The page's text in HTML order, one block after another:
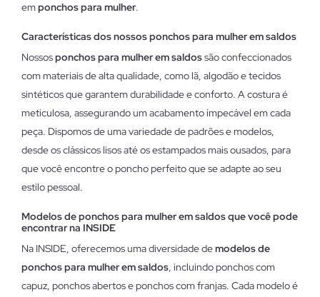
emponchos para mulher.
Características dos nossos ponchos para mulher em saldos
Nossosponchos para mulher em saldossão confeccionados
com materiais de alta qualidade, como lã, algodão e tecidos
sintéticos que garantem durabilidade e conforto. A costura é
meticulosa, assegurando um acabamento impecável em cada
peça. Dispomos de uma variedade de padrões e modelos,
desde os clássicos lisos até os estampados mais ousados, para
que você encontre o poncho perfeito que se adapte ao seu
estilo pessoal.
Modelos de ponchos para mulher em saldos que você pode
encontrar na INSIDE
Na INSIDE, oferecemos uma diversidade demodelos de
ponchos para mulher em saldos, incluindo ponchos com
capuz, ponchos abertos e ponchos com franjas. Cada modelo é